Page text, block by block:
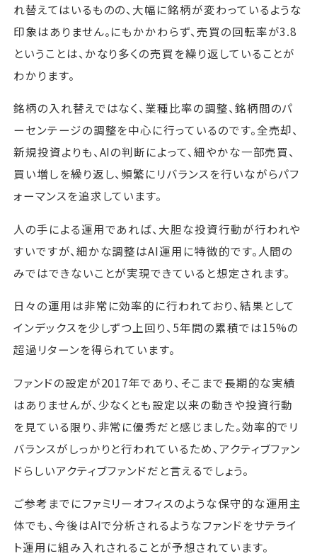
れ替えてはいるものの、大幅に銘柄が変わっているような
印象はありません。にもかかわらず、売買の回転率が3.8
ということは、かなり多くの売買を繰り返していることが
わかります。
銘柄の入れ替えではなく、業種比率の調整、銘柄間のパ
ーセンテージの調整を中心に行っているのです。全売却、
新規投資よりも、AIの判断によって、細やかな一部売買、
買い増しを繰り返し、頻繁にリバランスを行いながらパフ
ォーマンスを追求しています。
人の手による運用であれば、大胆な投資行動が行われや
すいですが、細かな調整はAI運用に特徴的です。人間の
みではできないことが実現できていると想定されます。
日々の運用は非常に効率的に行われており、結果として
インデックスを少しずつ上回り、5年間の累積では15%の
超過リターンを得られています。
ファンドの設定が2017年であり、そこまで長期的な実績
はありませんが、少なくとも設定以来の動きや投資行動
を見ている限り、非常に優秀だと感じました。効率的でリ
バランスがしっかりと行われているため、アクティブファン
ドらしいアクティブファンドだと言えるでしょう。
ご参考までにファミリーオフィスのような保守的な運用主
体でも、今後はAIで分析されるようなファンドをサテライ
ト運用に組み入れされることが予想されています。